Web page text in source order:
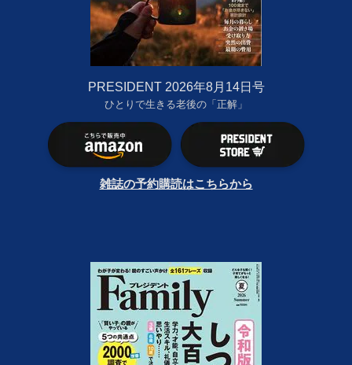
PRESIDENT 2026年8月14日号
ひとりで生きる老後の「正解」
雑誌の予約購読はこちらから